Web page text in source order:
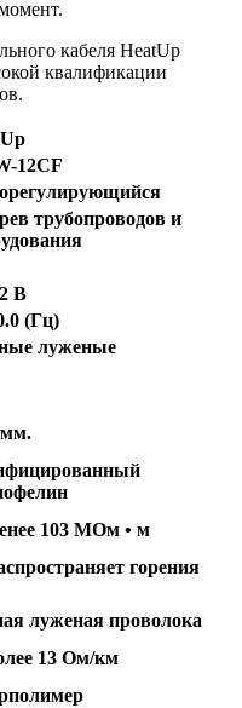
кабеля HeatUp
квалификации
12CF
трубопроводов и
В
(Гц)
луженые
мм.
103 МОм • м
горения
луженая проволока
13 Ом/км